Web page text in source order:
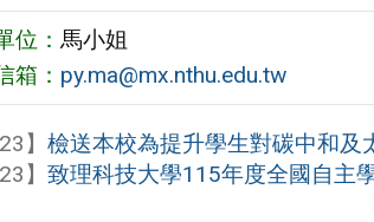
位： 馬小姐
箱： py.ma@mx.nthu.edu.tw
】檢送本校為提升學生對碳中和及
】致理科技大學115年度全國自主